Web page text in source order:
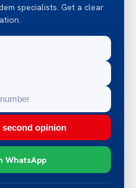
specialists. Get a clear
second opinion
WhatsApp